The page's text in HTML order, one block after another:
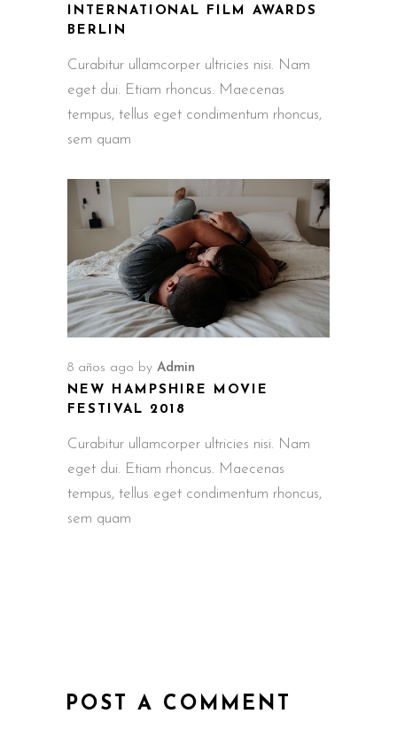
INTERNATIONAL FILM AWARDS
BERLIN
Curabitur ullamcorper ultricies nisi. Nam
eget dui. Etiam rhoncus. Maecenas
tempus, tellus eget condimentum rhoncus,
sem quam
8 años ago by Admin
NEW HAMPSHIRE MOVIE
FESTIVAL 2018
Curabitur ullamcorper ultricies nisi. Nam
eget dui. Etiam rhoncus. Maecenas
tempus, tellus eget condimentum rhoncus,
sem quam
POST A COMMENT